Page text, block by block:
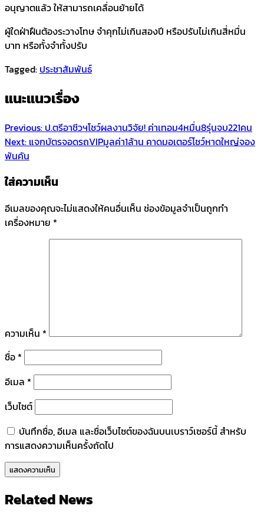
อนุญาตแล้ว ให้สามารถเคลื่อนย้ายได้
ผู้ใดฝ่าฝืนต้องระวางโทษ จำคุกไม่เกินสองปี หรือปรับไม่เกินสี่หมื่น
บาท หรือทั้งจำทั้งปรับ
Tagged: ประชาสัมพันธ์
แนะแนวเรื่อง
Previous: ป.ตรีอาชีวฯโชว์ผลงานวิจัย! ค่าเทอม4หมื่น8รุ่นจบ221คน​
Next: แจกบัตรจอดรถVIPมูลค่า1ล้าน คาดมอเตอร์โชว์หาดใหญ่จอง
พันคัน
ใส่ความเห็น
อีเมลของคุณจะไม่แสดงให้คนอื่นเห็น ช่องข้อมูลจำเป็นถูกทำ
เครื่องหมาย *
ความเห็น *
ชื่อ *
อีเมล *
เว็บไซต์
บันทึกชื่อ, อีเมล และชื่อเว็บไซต์ของฉันบนเบราว์เซอร์นี้ สำหรับ
การแสดงความเห็นครั้งถัดไป
Related News